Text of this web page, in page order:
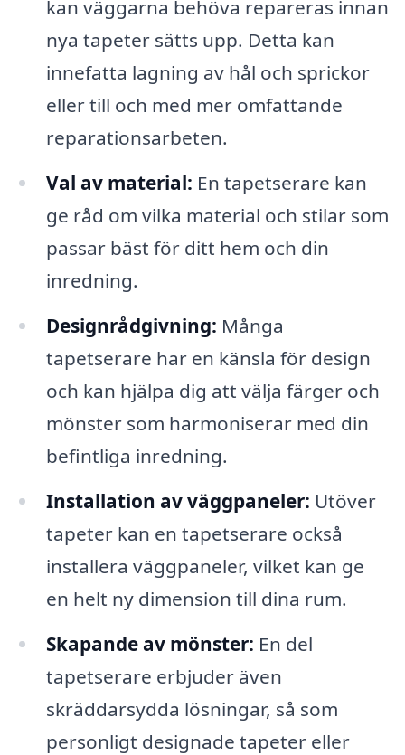
kan väggarna behöva repareras innan
nya tapeter sätts upp. Detta kan
innefatta lagning av hål och sprickor
eller till och med mer omfattande
reparationsarbeten.
Val av material: En tapetserare kan
ge råd om vilka material och stilar som
passar bäst för ditt hem och din
inredning.
Designrådgivning: Många
tapetserare har en känsla för design
och kan hjälpa dig att välja färger och
mönster som harmoniserar med din
befintliga inredning.
Installation av väggpaneler: Utöver
tapeter kan en tapetserare också
installera väggpaneler, vilket kan ge
en helt ny dimension till dina rum.
Skapande av mönster: En del
tapetserare erbjuder även
skräddarsydda lösningar, så som
personligt designade tapeter eller